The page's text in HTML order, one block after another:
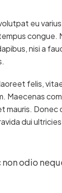
eu
congue.
nisi a
felis,
Maecenas
mauris.
dui
odio